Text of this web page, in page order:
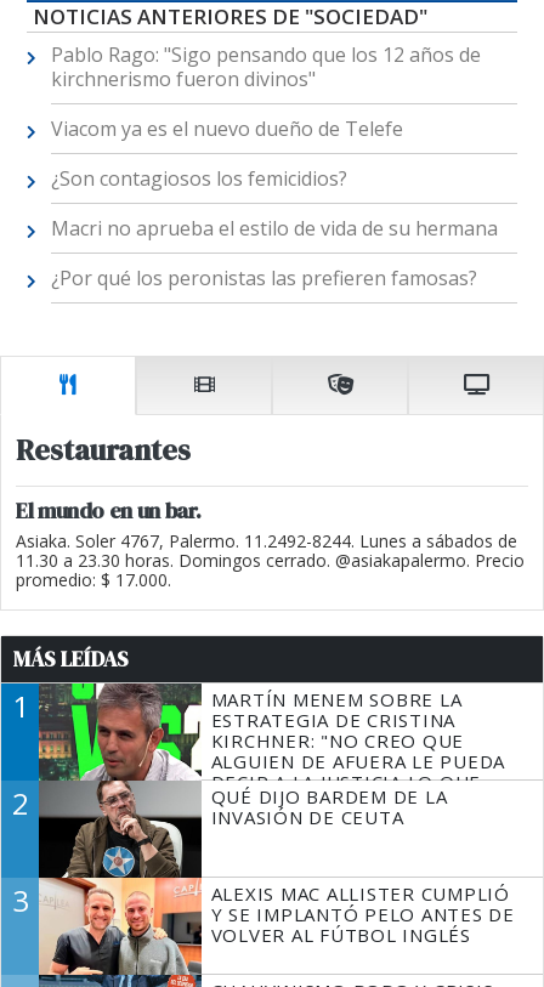
NOTICIAS ANTERIORES DE "SOCIEDAD"
Pablo Rago: "Sigo pensando que los 12 años de
kirchnerismo fueron divinos"
Viacom ya es el nuevo dueño de Telefe
¿Son contagiosos los femicidios?
Macri no aprueba el estilo de vida de su hermana
¿Por qué los peronistas las prefieren famosas?
Restaurantes
El mundo en un bar.
Asiaka. Soler 4767, Palermo. 11.2492-8244. Lunes a sábados de
11.30 a 23.30 horas. Domingos cerrado. @asiakapalermo. Precio
promedio: $ 17.000.
MÁS LEÍDAS
1
MARTÍN MENEM SOBRE LA
ESTRATEGIA DE CRISTINA
KIRCHNER: "NO CREO QUE
ALGUIEN DE AFUERA LE PUEDA
DECIR A LA JUSTICIA LO QUE
TIENE QUE HACER"
2
QUÉ DIJO BARDEM DE LA
INVASIÓN DE CEUTA
3
ALEXIS MAC ALLISTER CUMPLIÓ
Y SE IMPLANTÓ PELO ANTES DE
VOLVER AL FÚTBOL INGLÉS